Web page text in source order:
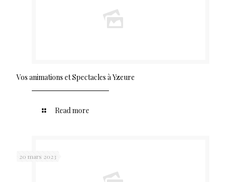
Vos animations et Spectacles à Yzeure
Read more
20 mars 2023